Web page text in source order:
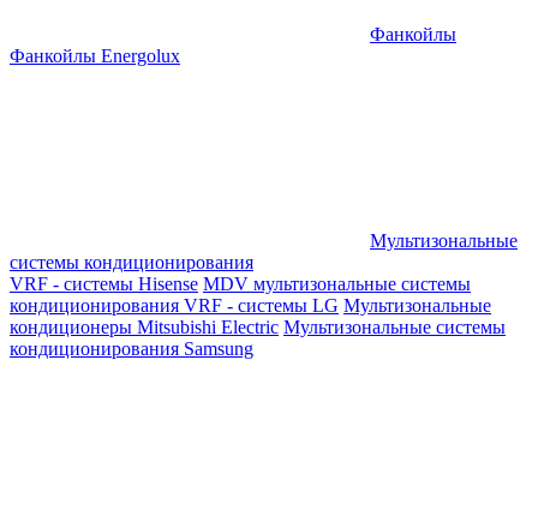
Фанкойлы
Фанкойлы Energolux
Мультизональные
системы кондиционирования
VRF - системы Hisense MDV мультизональные системы
кондиционирования VRF - системы LG Мультизональные
кондиционеры Mitsubishi Electric Мультизональные системы
кондиционирования Samsung